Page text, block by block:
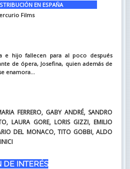
EN ESPAÑA
Films
e hijo fallecen para al poco después
de ópera, Josefina, quien además de
enamora...
FERRERO, GABY ANDRÉ, SANDRO
LAURA GORE, LORIS GIZZI, EMILIO
DEL MONACO, TITO GOBBI, ALDO
DE INTERÉS